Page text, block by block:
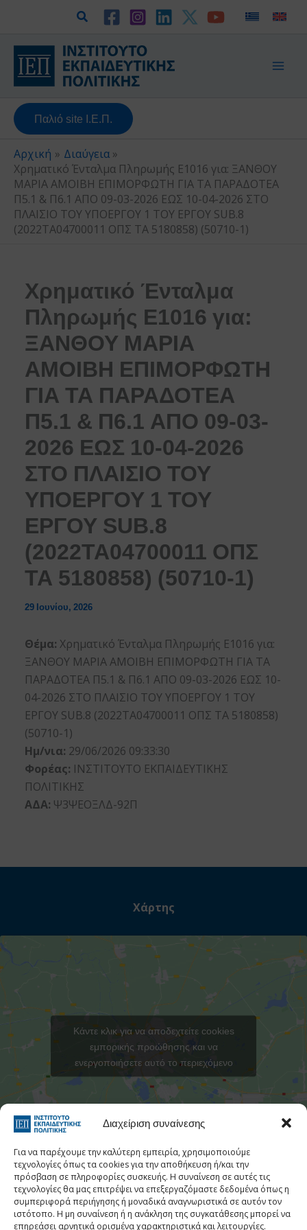
Διαχείριση συναίνεσης
Για να παρέχουμε την καλύτερη εμπειρία, χρησιμοποιούμε
τεχνολογίες όπως τα cookies για την αποθήκευση ή/και την
πρόσβαση σε πληροφορίες συσκευής. Η συναίνεση σε αυτές τις
τεχνολογίες θα μας επιτρέψει να επεξεργαζόμαστε δεδομένα όπως η
συμπεριφορά περιήγησης ή μοναδικά αναγνωριστικά σε αυτόν τον
ιστότοπο. Η μη συναίνεση ή η ανάκληση της συγκατάθεσης μπορεί να
επηρεάσει αρνητικά ορισμένα χαρακτηριστικά και λειτουργίες.
περιεχόμενο
Αναζήτηση
Παλιό site Ι.Ε.Π.
Αρχική
Διαύγεια
Χρηματικό Ένταλμα Πληρωμής Ε1016 για: ΞΑΝΘΟΥ
ΜΑΡΙΑ ΑΜΟΙΒΗ ΕΠΙΜΟΡΦΩΤΗ ΓΙΑ ΤΑ ΠΑΡΑΔΟΤΕΑ
Π5.1 & Π6.1 ΑΠΟ 09-03-2026 ΕΩΣ 10-04-2026 ΣΤΟ
ΠΛΑΙΣΙΟ ΤΟΥ ΥΠΟΕΡΓΟΥ 1 ΤΟΥ ΕΡΓΟΥ SUB.8
(2022ΤΑ04700011 ΟΠΣ ΤΑ 5180858) (50710-1)
Χρηματικό Ένταλμα
Πληρωμής Ε1016 για:
ΞΑΝΘΟΥ ΜΑΡΙΑ
ΑΜΟΙΒΗ ΕΠΙΜΟΡΦΩΤΗ
ΓΙΑ ΤΑ ΠΑΡΑΔΟΤΕΑ
Π5.1 & Π6.1 ΑΠΟ 09-03-
2026 ΕΩΣ 10-04-2026
ΣΤΟ ΠΛΑΙΣΙΟ ΤΟΥ
ΥΠΟΕΡΓΟΥ 1 ΤΟΥ
ΕΡΓΟΥ SUB.8
(2022ΤΑ04700011 ΟΠΣ
ΤΑ 5180858) (50710-1)
29 Ιουνίου, 2026
Θέμα: Χρηματικό Ένταλμα Πληρωμής Ε1016 για:
ΞΑΝΘΟΥ ΜΑΡΙΑ ΑΜΟΙΒΗ ΕΠΙΜΟΡΦΩΤΗ ΓΙΑ ΤΑ
ΠΑΡΑΔΟΤΕΑ Π5.1 & Π6.1 ΑΠΟ 09-03-2026 ΕΩΣ 10-
04-2026 ΣΤΟ ΠΛΑΙΣΙΟ ΤΟΥ ΥΠΟΕΡΓΟΥ 1 ΤΟΥ
ΕΡΓΟΥ SUB.8 (2022ΤΑ04700011 ΟΠΣ ΤΑ 5180858)
(50710-1)
Ημ/νια: 29/06/2026 09:33:30
Φορέας: ΙΝΣΤΙΤΟΥΤΟ ΕΚΠΑΙΔΕΥΤΙΚΗΣ
ΠΟΛΙΤΙΚΗΣ
ΑΔΑ: Ψ3ΨΕΟΞΛΔ-92Π
Χάρτης
Κάντε κλικ για να αποδεχτείτε cookies
εμπορικής προώθησης και να
ενεργοποιήσετε αυτό το περιεχόμενο
Τηλεφωνικός Κατάλογος